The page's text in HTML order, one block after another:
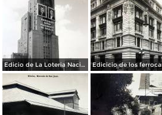
Edicio de La Loteria Nacional Ciudad de México Abril de 1964